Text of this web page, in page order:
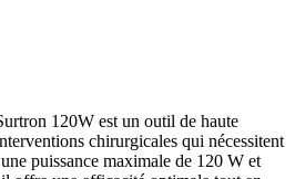
120W est un outil de haute
chirurgicales qui nécessitent
puissance maximale de 120 W et